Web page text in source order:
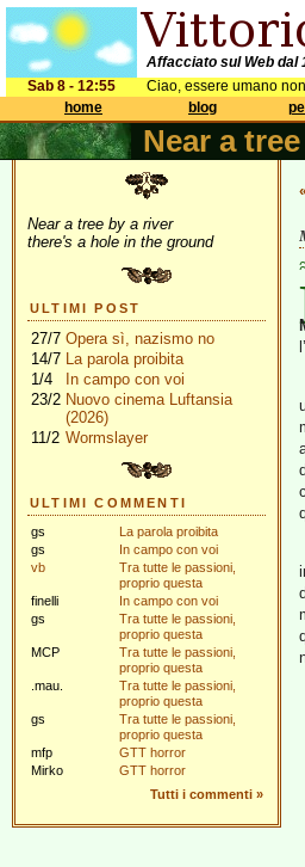
Affacciato sul Web dal
Sab 8 - 12:55
Ciao, essere umano
home
blog
Near a tree
Near a tree by a river
there's a hole in the ground
ULTIMI POST
27/7 Opera sì, nazismo no
14/7 La parola proibita
1/4
In campo con voi
23/2 Nuovo cinema Luftansia
(2026)
11/2 Wormslayer
ULTIMI COMMENTI
gs
La parola proibita
gs
In campo con voi
vb
Tra tutte le passioni,
proprio questa
finelli
In campo con voi
gs
Tra tutte le passioni,
proprio questa
MCP
Tra tutte le passioni,
proprio questa
.mau.
Tra tutte le passioni,
proprio questa
gs
Tra tutte le passioni,
proprio questa
mfp
GTT horror
Mirko
GTT horror
Tutti i commenti »